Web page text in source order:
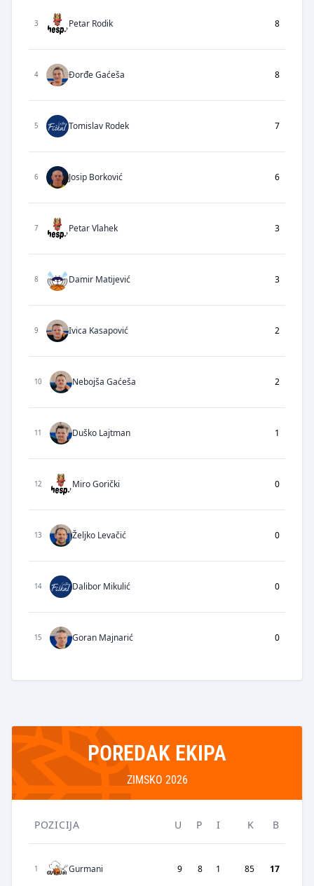
3 Petar Rodik 8
4 Đorđe Gaćeša 8
5 Tomislav Rodek 7
6 Josip Borković 6
7 Petar Vlahek 3
8 Damir Matijević 3
9 Ivica Kasapović 2
10 Nebojša Gaćeša 2
11 Duško Lajtman 1
12 Miro Gorički 0
13 Željko Levačić 0
14 Dalibor Mikulić 0
15 Goran Majnarić 0
POREDAK EKIPA
ZIMSKO 2026
POZICIJA U P I K B
1 Gurmani 9 8 1 85 17